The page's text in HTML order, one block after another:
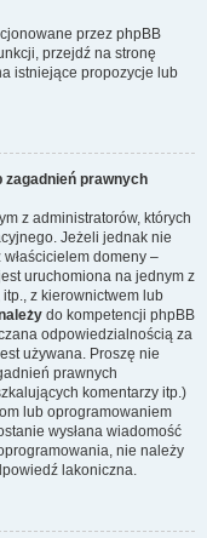
przez phpBB
przejdź na stronę
istniejące propozycje lub
zagadnień prawnych
z administratorów, których
Jeżeli jednak nie
domeny –
uruchomiona na jednym z
z kierownictwem lub
do kompetencji phpBB
odpowiedzialnością za
używana. Proszę nie
prawnych
komentarzy itp.)
lub oprogramowaniem
wysłana wiadomość
nie należy
lakoniczna.